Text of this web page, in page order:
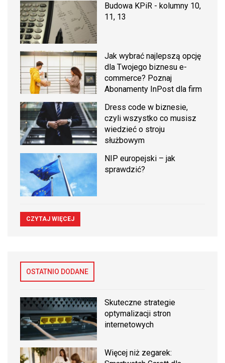
Budowa KPiR - kolumny 10,
11, 13
Jak wybrać najlepszą opcję
dla Twojego biznesu e-
commerce? Poznaj
Abonamenty InPost dla firm
Dress code w biznesie,
czyli wszystko co musisz
wiedzieć o stroju
służbowym
NIP europejski – jak
sprawdzić?
CZYTAJ WIĘCEJ
OSTATNIO DODANE
Skuteczne strategie
optymalizacji stron
internetowych
Więcej niż zegarek: